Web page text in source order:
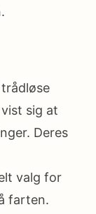
sig at
Deres
valg for
farten.